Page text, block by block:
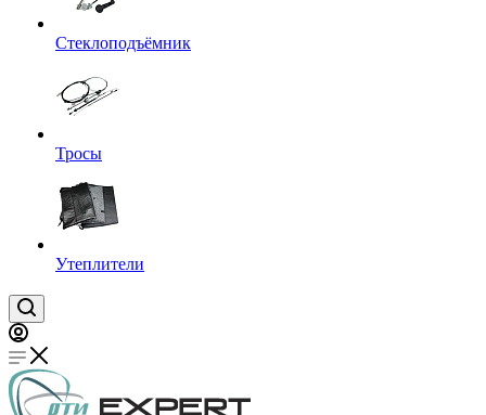
Стеклоподъёмник
Тросы
Утеплители